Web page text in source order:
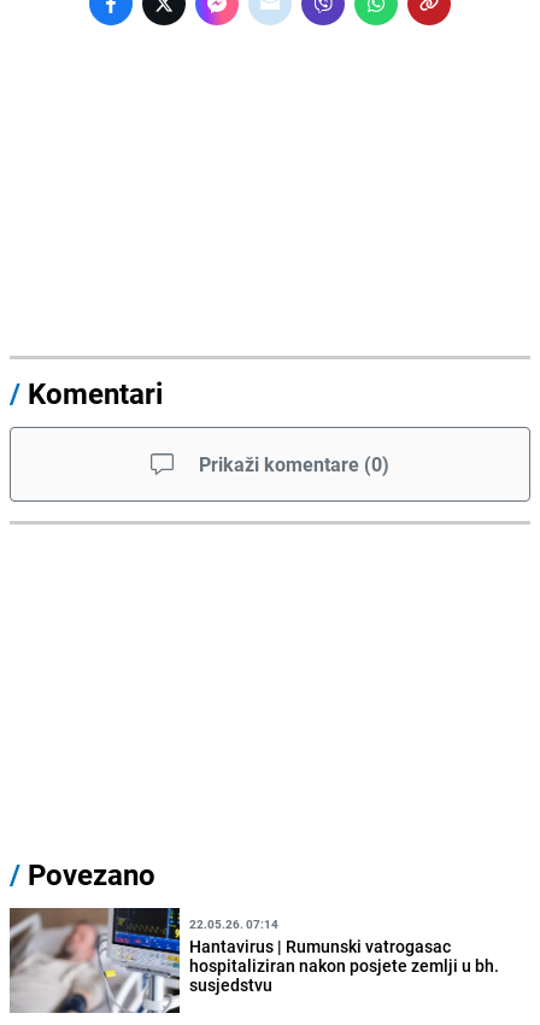
/ Komentari
Prikaži komentare (0)
/ Povezano
22.05.26. 07:14
Hantavirus | Rumunski vatrogasac
hospitaliziran nakon posjete zemlji u bh.
susjedstvu